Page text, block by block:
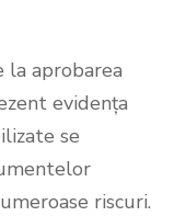
la aprobarea
evidența
se
riscuri.